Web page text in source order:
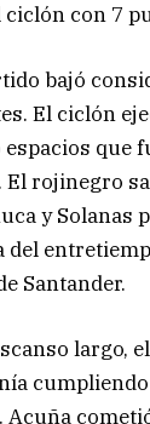
ciclón con 7
bajó
El ciclón
espacios que
rojinegro
y Solanas
del
Santander.
largo,
Acuña